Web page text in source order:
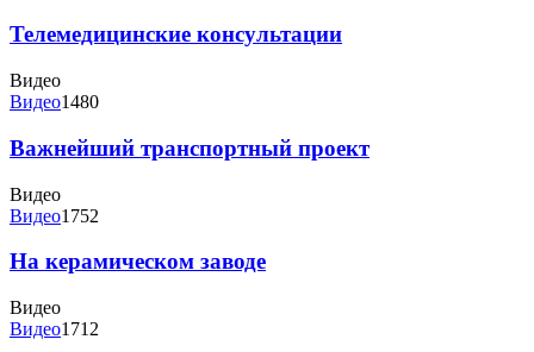
Телемедицинские консультации
Видео
Видео1480
Важнейший транспортный проект
Видео
Видео1752
На керамическом заводе
Видео
Видео1712